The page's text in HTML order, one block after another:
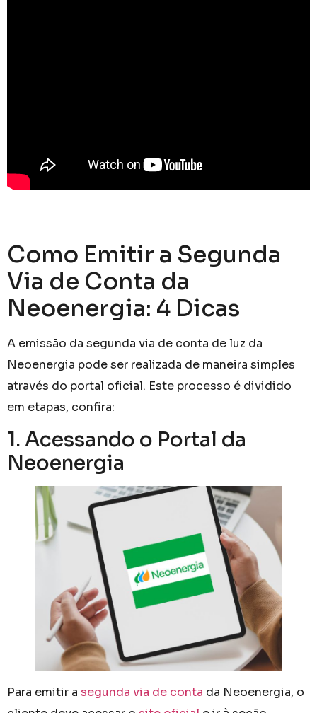
Como Emitir a Segunda
Via de Conta da
Neoenergia: 4 Dicas
A emissão da segunda via de conta de luz da
Neoenergia pode ser realizada de maneira simples
através do portal oficial. Este processo é dividido
em etapas, confira:
1. Acessando o Portal da
Neoenergia
Para emitir a segunda via de conta da Neoenergia, o